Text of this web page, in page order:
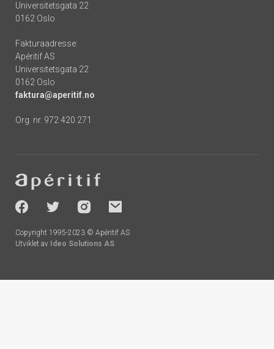
Universitetsgata 22
0162 Oslo
Fakturaadresse:
Apéritif AS
Universitetsgata 22
0162 Oslo
faktura@aperitif.no
Org. nr. 972 420 271
-
socials
Copyright 1995-2023 © Apéritif AS
Utviklet av Ideo Solutions AS